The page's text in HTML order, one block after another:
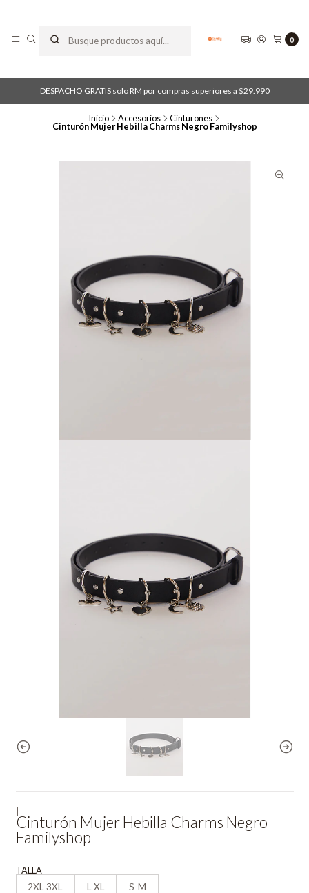
0
DESPACHO GRATIS solo RM por compras superiores a $29.990
Inicio Accesorios Cinturones
Cinturón Mujer Hebilla Charms Negro Familyshop
Cinturón Mujer Hebilla Charms Negro
Familyshop
TALLA
2XL-3XL
L-XL S-M